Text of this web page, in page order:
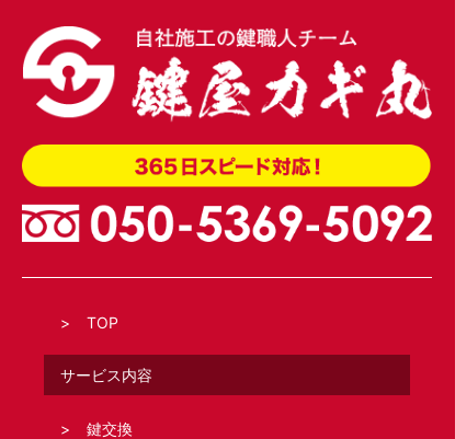
2026.04.02
玄関引き戸のトステム錠でKH-208を交換
TOP
サービス内容
鍵交換